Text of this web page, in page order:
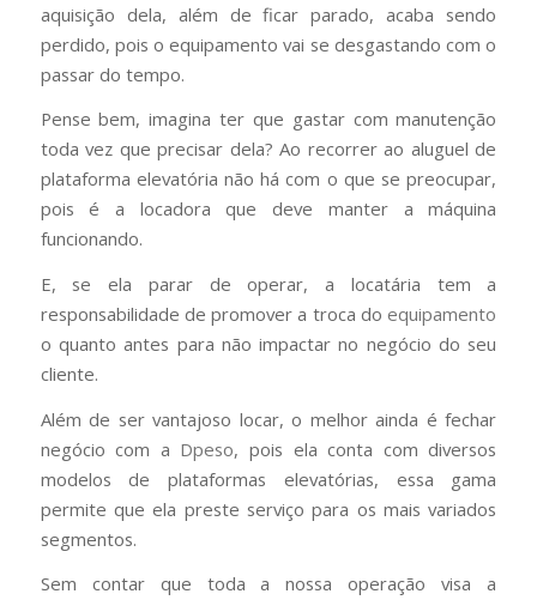
aquisição dela, além de ficar parado, acaba sendo
perdido, pois o equipamento vai se desgastando com o
passar do tempo.
Pense bem, imagina ter que gastar com manutenção
toda vez que precisar dela? Ao recorrer ao aluguel de
plataforma elevatória não há com o que se preocupar,
pois é a locadora que deve manter a máquina
funcionando.
E, se ela parar de operar, a locatária tem a
responsabilidade de promover a troca doequipamento
o quanto antes para não impactar no negócio do seu
cliente.
Além de ser vantajoso locar, o melhor ainda é fechar
negócio com a Dpeso, pois ela conta com diversos
modelos de plataformas elevatórias, essa gama
permite que ela preste serviço para os mais variados
segmentos.
Sem contar que toda a nossa operação visa a